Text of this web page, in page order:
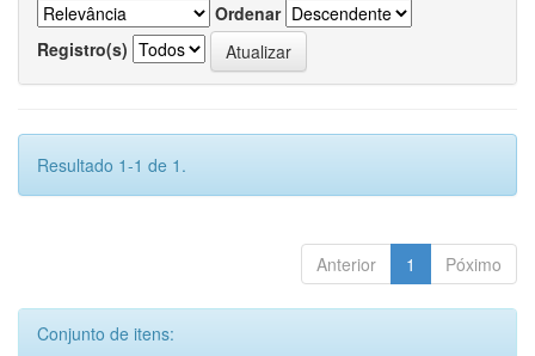
Ordenar
Registro(s)
Resultado 1-1 de 1.
Anterior 1 Póximo
Conjunto de itens: